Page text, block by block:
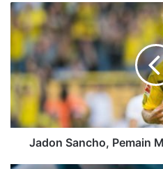
Jadon Sancho, Pemain